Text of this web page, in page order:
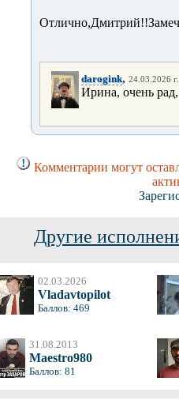
darogink, 24.03.2026
Ирина, очень
Комментарии могут
Другие
02.03.2026
Vladavtopilot
Баллов: 469
31.08.2013
Maestro980
Баллов: 81